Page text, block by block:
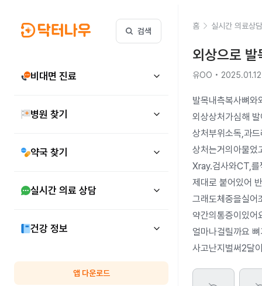
검색
비대면 진료
병원 찾기
약국 찾기
실시간 의료 상담
건강 정보
앱 다운로드
홈 실시간 의료상담
외상으로
유OO • 2025.01.12
발목내측복사뼈와
외상상처가심해
상처부위소독,과
상처는거의아물었
Xray.검사와CT,를
제대로 붙어있어
그래도체중을실어
약간의통증이있어
얼마나걸릴까요
사고난지벌써2달